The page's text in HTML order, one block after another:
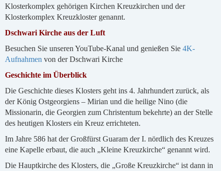
Klosterkomplex gehörigen Kirchen Kreuzkirchen und der
Klosterkomplex Kreuzkloster genannt.
Dschwari Kirche aus der Luft
Besuchen Sie unseren YouTube-Kanal und genießen Sie 4K-
Aufnahmen von der Dschwari Kirche
Geschichte im Überblick
Die Geschichte dieses Klosters geht ins 4. Jahrhundert zurück, als
der König Ostgeorgiens – Mirian und die heilige Nino (die
Missionarin, die Georgien zum Christentum bekehrte) an der Stelle
des heutigen Klosters ein Kreuz errichteten.
Im Jahre 586 hat der Großfürst Guaram der I. nördlich des Kreuzes
eine Kapelle erbaut, die auch „Kleine Kreuzkirche“ genannt wird.
Die Hauptkirche des Klosters, die „Große Kreuzkirche“ ist dann in